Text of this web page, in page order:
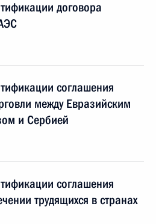
договора
соглашения
между Евразийским
и Сербией
соглашения
трудящихся в странах